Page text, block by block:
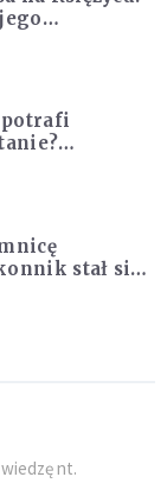
do
potrafi
model
stał się
nt.